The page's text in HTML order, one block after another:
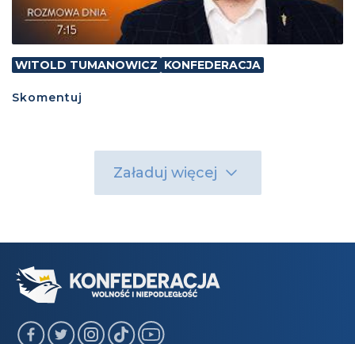
WITOLD TUMANOWICZ KONFEDERACJA
Skomentuj
Załaduj więcej